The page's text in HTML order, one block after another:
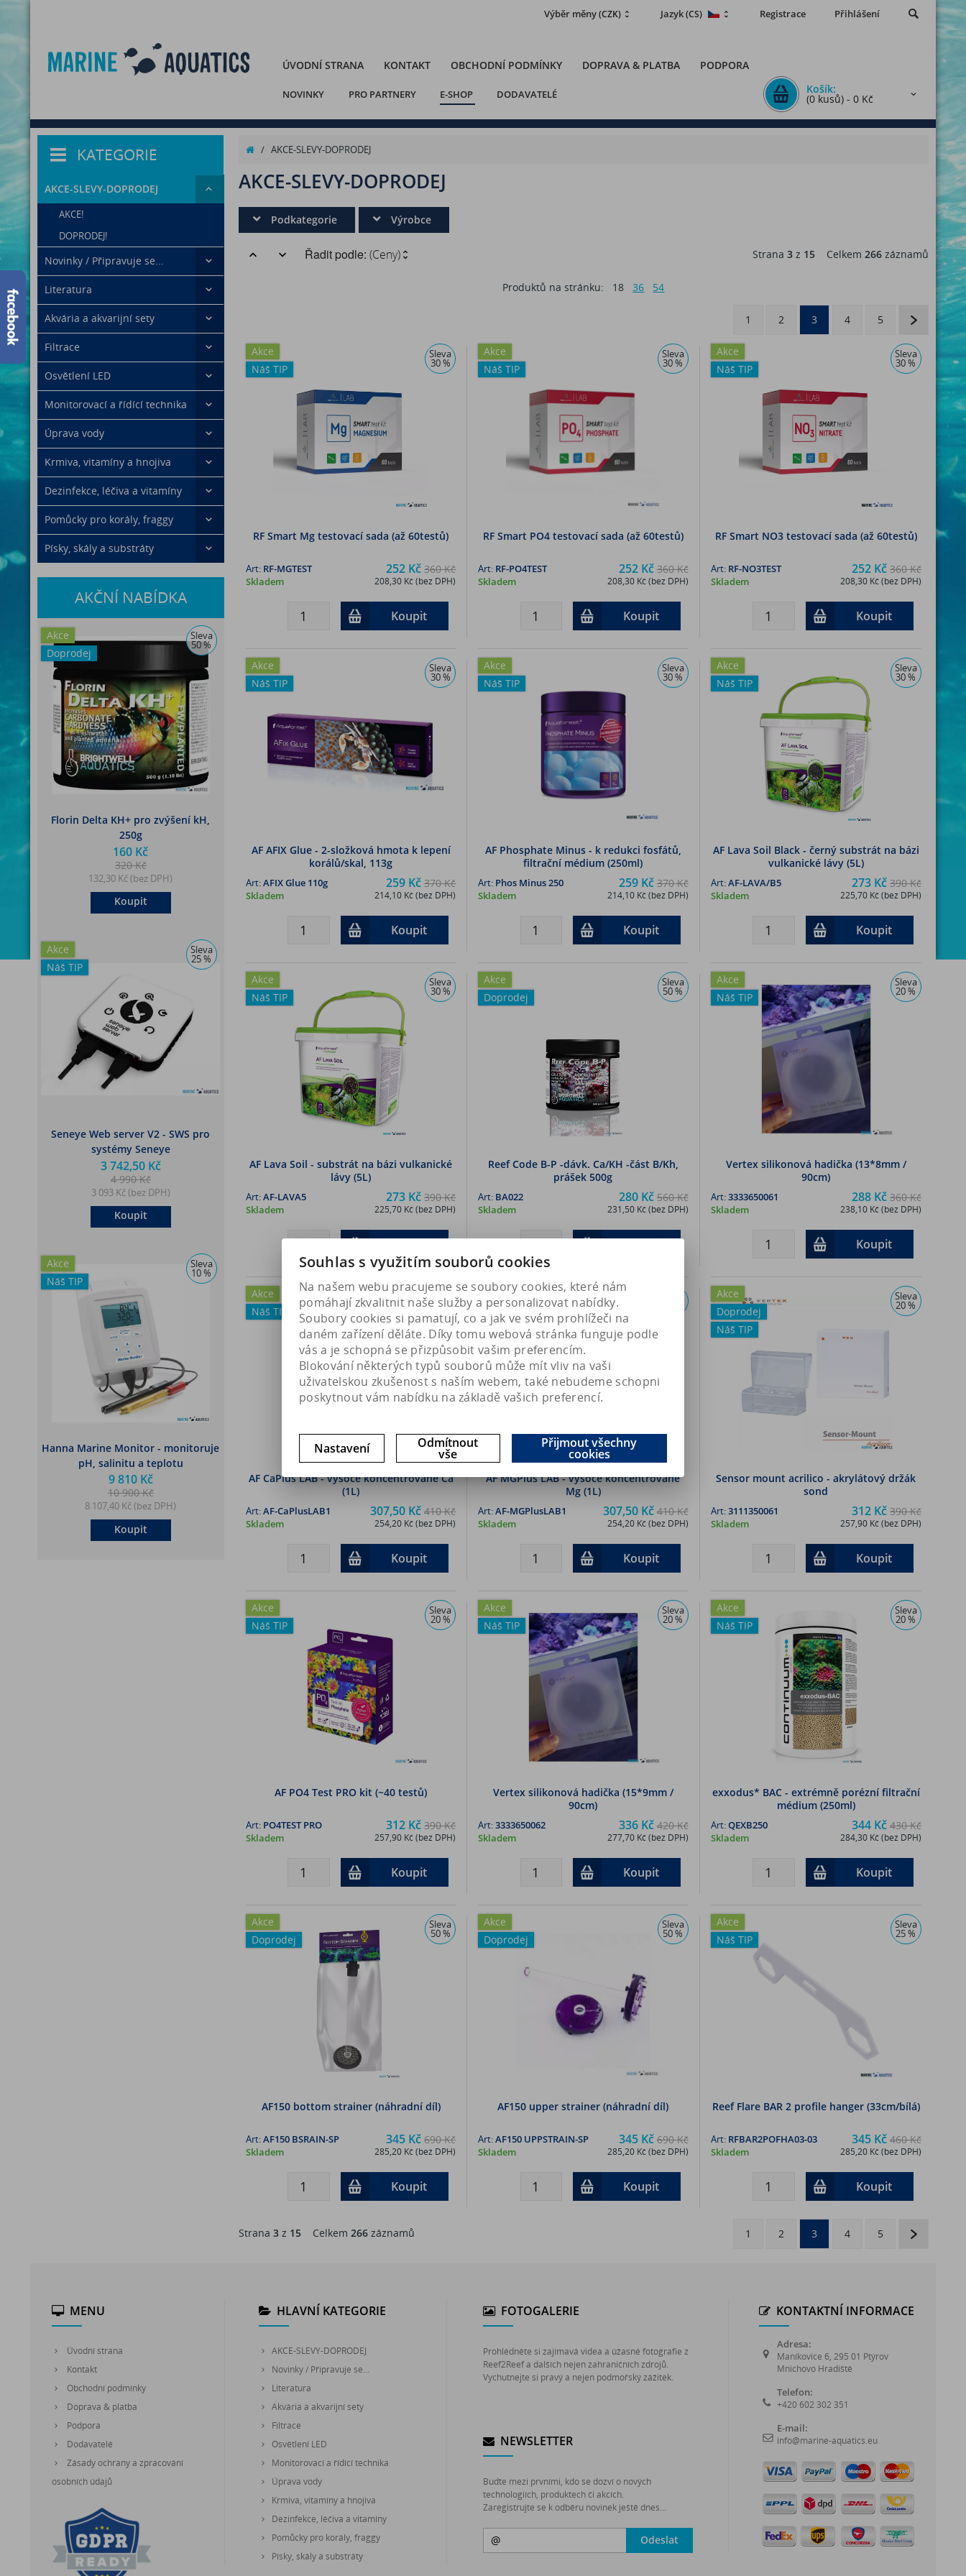
Registrace Přihlášení
Výběr měny(CZK) Jazyk(CS)
ÚVODNÍ STRANA KONTAKT OBCHODNÍ PODMÍNKY DOPRAVA & PLATBA PODPORA
NOVINKY PRO PARTNERY E-SHOP DODAVATELÉ Košík:
(0 kusů) - 0 Kč
KATEGORIE
AKCE-SLEVY-DOPRODEJ
AKCE!
DOPRODEJ!
Novinky / Připravuje se...
Literatura
Akvária a akvarijní sety
Filtrace
Osvětlení LED
Monitorovací a řídící technika
Úprava vody
Krmiva, vitamíny a hnojiva
Dezinfekce, léčiva a vitamíny
Pomůcky pro korály, fraggy
Písky, skály a substráty
AKČNÍ NABÍDKA
Sleva
50 %
Akce
Doprodej
Florin Delta KH+ pro zvýšení kH,
250g
160 Kč
320 Kč
132,30 Kč (bez DPH)
Koupit
Sleva
25 %
Akce
Náš TIP
Seneye Web server V2 - SWS pro
systémy Seneye
3 742,50 Kč
4 990 Kč
3 093 Kč (bez DPH)
Koupit
Sleva
10 %
Akce
Náš TIP
Hanna Marine Monitor - monitoruje
pH, salinitu a teplotu
9 810 Kč
10 900 Kč
8 107,40 Kč (bez DPH)
Koupit
/ AKCE-SLEVY-DOPRODEJ
AKCE-SLEVY-DOPRODEJ
Podkategorie Výrobce
Řadit podle: (Ceny) Strana 3z 15Celkem 266záznamů
Produktů na stránku: 18 36 54
1 2 3 4 5
Akce
Náš TIP
Sleva
30 %
RF Smart Mg testovací sada (až 60testů)
252 Kč 360 Kč
208,30 Kč (bez DPH)
Art: RF-MGTEST
Skladem
Koupit
Akce
Náš TIP
Sleva
30 %
RF Smart PO4 testovací sada (až 60testů)
252 Kč 360 Kč
208,30 Kč (bez DPH)
Art: RF-PO4TEST
Skladem
Koupit
Akce
Náš TIP
Sleva
30 %
RF Smart NO3 testovací sada (až 60testů)
252 Kč 360 Kč
208,30 Kč (bez DPH)
Art: RF-NO3TEST
Skladem
Koupit
Akce
Náš TIP
Sleva
30 %
AF AFIX Glue - 2-složková hmota k lepení
korálů/skal, 113g
259 Kč 370 Kč
214,10 Kč (bez DPH)
Art:AFIX Glue 110g
Skladem
Koupit
Akce
Náš TIP
Sleva
30 %
AF Phosphate Minus - k redukci fosfátů,
filtrační médium (250ml)
259 Kč 370 Kč
214,10 Kč (bez DPH)
Art: Phos Minus 250
Skladem
Koupit
Akce
Náš TIP
Sleva
30 %
AF Lava Soil Black - černý substrát na bázi
vulkanické lávy (5L)
273 Kč 390 Kč
225,70 Kč (bez DPH)
Art:AF-LAVA/B5
Skladem
Koupit
Akce
Náš TIP
Sleva
30 %
AF Lava Soil - substrát na bázi vulkanické
lávy (5L)
273 Kč 390 Kč
225,70 Kč (bez DPH)
Art:AF-LAVA5
Skladem
Akce
Doprodej
Sleva
50 %
Reef Code B-P -dávk. Ca/KH -část B/Kh,
prášek 500g
280 Kč 560 Kč
231,50 Kč (bez DPH)
Art: BA022
Skladem
Akce
Náš TIP
Sleva
20 %
Vertex silikonová hadička (13*8mm /
90cm)
288 Kč 360 Kč
238,10 Kč (bez DPH)
Art:3333650061
Skladem
Koupit
Akce
Náš TIP
Sleva
25 %
AF CaPlus LAB - vysoce koncentrované Ca
(1L)
307,50 Kč 410 Kč
254,20 Kč (bez DPH)
Art:AF-CaPlusLAB1
Skladem
Koupit
Akce
Náš TIP
AF MGPlus LAB - vysoce koncentrované
Mg (1L)
307,50 Kč 410 Kč
254,20 Kč (bez DPH)
Art:AF-MGPlusLAB1
Skladem
Koupit
Akce
Doprodej
Náš TIP
Sleva
20 %
Sensor mount acrilico - akrylátový držák
sond
312 Kč 390 Kč
257,90 Kč (bez DPH)
Art:3111350061
Skladem
Koupit
Akce
Náš TIP
Sleva
20 %
AF PO4 Test PRO kit (~40 testů)
312 Kč 390 Kč
257,90 Kč (bez DPH)
Art: PO4TEST PRO
Skladem
Koupit
Akce
Náš TIP
Sleva
20 %
Vertex silikonová hadička (15*9mm /
90cm)
336 Kč 420 Kč
277,70 Kč (bez DPH)
Art:3333650062
Skladem
Koupit
Akce
Náš TIP
Sleva
20 %
exxodus* BAC - extrémně porézní filtrační
médium (250ml)
344 Kč 430 Kč
284,30 Kč (bez DPH)
Art:QEXB250
Skladem
Koupit
Akce
Doprodej
Sleva
50 %
AF150 bottom strainer (náhradní díl)
345 Kč 690 Kč
285,20 Kč (bez DPH)
Art:AF150 BSRAIN-SP
Skladem
Koupit
Akce
Doprodej
Sleva
50 %
AF150 upper strainer (náhradní díl)
345 Kč 690 Kč
285,20 Kč (bez DPH)
Art:AF150 UPPSTRAIN-SP
Skladem
Koupit
Akce
Náš TIP
Sleva
25 %
Reef Flare BAR 2 profile hanger (33cm/bílá)
345 Kč 460 Kč
285,20 Kč (bez DPH)
Art: RFBAR2POFHA03-03
Skladem
Koupit
Strana 3z 15Celkem 266záznamů 1 2 3 4 5
MENU
Úvodní strana
Kontakt
Obchodní podmínky
Doprava & platba
Podpora
Dodavatelé
Zásady ochrany a zpracování
osobních údajů
HLAVNÍ KATEGORIE
AKCE-SLEVY-DOPRODEJ
Novinky / Připravuje se...
Literatura
Akvária a akvarijní sety
Filtrace
Osvětlení LED
Monitorovací a řídící technika
Úprava vody
Krmiva, vitamíny a hnojiva
Dezinfekce, léčiva a vitamíny
Pomůcky pro korály, fraggy
Písky, skály a substráty
FOTOGALERIE
Prohlédněte si zajímavá videa a úžasné fotografie z
Reef2Reef a dalších nejen zahraničních zdrojů.
Vychutnejte si pravý a nejen podmořský zážitek.
NEWSLETTER
Buďte mezi prvními, kdo se dozví o nových
technologiích, produktech či akcích.
Zaregistrujte se k odběru novinek ještě dnes...
Odeslat
KONTAKTNÍ INFORMACE
Adresa:
Maníkovice 6, 295 01 Ptýrov
Mnichovo Hradiště
Telefon:
+420 602 302 351
E-mail:
info@marine-aquatics.eu
Souhlas s využitím souborů cookies
Na našem webu pracujeme se soubory cookies, které nám
pomáhají zkvalitnit naše služby a personalizovat nabídky.
Soubory cookies si pamatují, co a jak ve svém prohlížeči na
daném zařízení děláte. Díky tomu webová stránka funguje podle
vás a je schopná se přizpůsobit vašim preferencím.
Blokování některých typů souborů může mít vliv na vaši
uživatelskou zkušenost s naším webem, také nebudeme schopni
poskytnout vám nabídku na základě vašich preferencí.
Nastavení Odmítnout
vše
Přijmout všechny
cookies